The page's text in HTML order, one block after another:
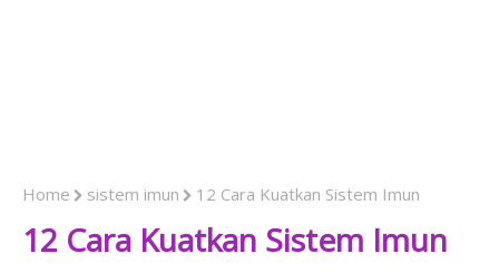
Home sistem imun 12 Cara Kuatkan Sistem Imun
12 Cara Kuatkan Sistem Imun